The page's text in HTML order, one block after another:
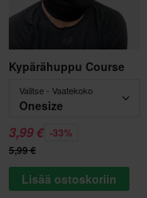
Kypärähuppu Course
Valitse - Vaatekoko
Onesize
3,99 € -33%
5,99 €
Lisää ostoskoriin